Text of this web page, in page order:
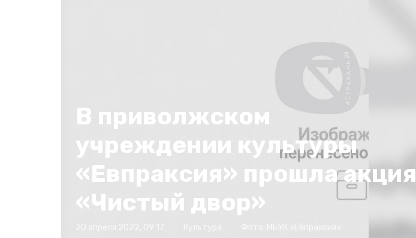
В приволжском
учреждении культуры
«Евпраксия» прошла акция
«Чистый двор»